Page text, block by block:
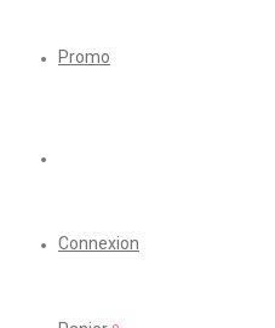
Promo
Connexion